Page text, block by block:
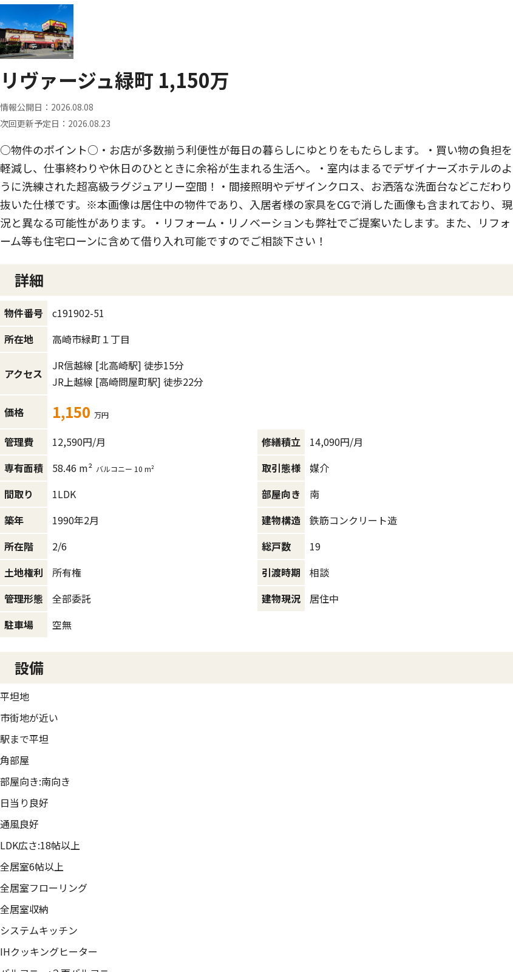
リヴァージュ緑町 1,150万
情報公開日： 2026.08.08
次回更新予定日： 2026.08.23
○物件のポイント○・お店が多数揃う利便性が毎日の暮らしにゆとりをもたらします。・買い物の負担を
軽減し、仕事終わりや休日のひとときに余裕が生まれる生活へ。・室内はまるでデザイナーズホテルのよ
うに洗練された超高級ラグジュアリー空間！・間接照明やデザインクロス、お洒落な洗面台などこだわり
抜いた仕様です。※本画像は居住中の物件であり、入居者様の家具をCGで消した画像も含まれており、現
況と異なる可能性があります。・リフォーム・リノベーションも弊社でご提案いたします。また、リフォ
ーム等も住宅ローンに含めて借り入れ可能ですのでご相談下さい！
詳細
物件番号
c191902-51
所在地
高崎市緑町１丁目
アクセス
JR信越線 [北高崎駅] 徒歩15分
JR上越線 [高崎問屋町駅] 徒歩22分
価格 1,150 万円
管理費 12,590円/月 修繕積立
14,090円/月
専有面積
58.46 m² バルコニー 10 m² 取引態様
媒介
間取り
1LDK 部屋向き
南
築年
1990年2月 建物構造
鉄筋コンクリート造
所在階
2/6 総戸数
19
土地権利
所有権 引渡時期
相談
管理形態
全部委託 建物現況
居住中
駐車場
空無
設備
平坦地
市街地が近い
駅まで平坦
角部屋
部屋向き:南向き
日当り良好
通風良好
LDK広さ:18帖以上
全居室6帖以上
全居室フローリング
全居室収納
システムキッチン
IHクッキングヒーター